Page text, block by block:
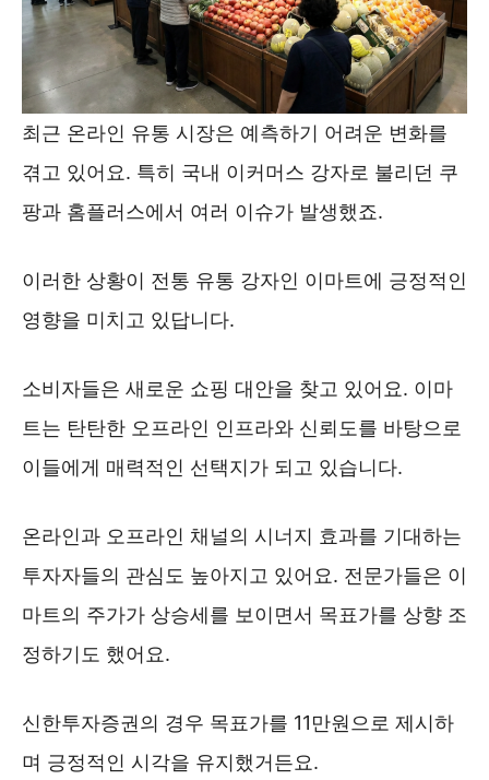
최근 온라인 유통 시장은 예측하기 어려운 변화를
겪고 있어요. 특히 국내 이커머스 강자로 불리던 쿠
팡과 홈플러스에서 여러 이슈가 발생했죠.
이러한 상황이 전통 유통 강자인 이마트에 긍정적인
영향을 미치고 있답니다.
소비자들은 새로운 쇼핑 대안을 찾고 있어요. 이마
트는 탄탄한 오프라인 인프라와 신뢰도를 바탕으로
이들에게 매력적인 선택지가 되고 있습니다.
온라인과 오프라인 채널의 시너지 효과를 기대하는
투자자들의 관심도 높아지고 있어요. 전문가들은 이
마트의 주가가 상승세를 보이면서 목표가를 상향 조
정하기도 했어요.
신한투자증권의 경우 목표가를 11만원으로 제시하
며 긍정적인 시각을 유지했거든요.